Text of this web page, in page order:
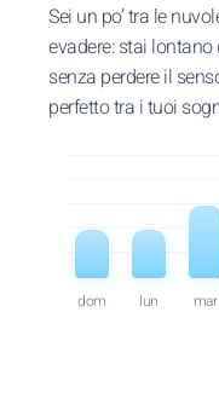
Sei un po’ tra le
evadere: stai
senza perdere il
perfetto tra i tuoi
dom lun mar